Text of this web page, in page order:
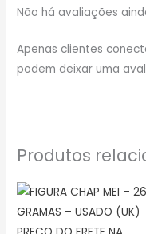
Não há avaliações
Apenas clientes
podem deixar uma
Produtos